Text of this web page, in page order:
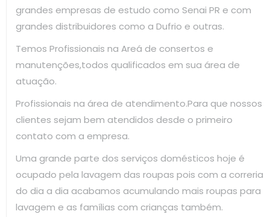
grandes empresas de estudo como Senai PR e com
grandes distribuidores como a Dufrio e outras.
Temos Profissionais na Areá de consertos e
manutenções,todos qualificados em sua área de
atuação.
Profissionais na área de atendimento.Para que nossos
clientes sejam bem atendidos desde o primeiro
contato com a empresa.
Uma grande parte dos serviços domésticos hoje é
ocupado pela lavagem das roupas pois com a correria
do dia a dia acabamos acumulando mais roupas para
lavagem e as famílias com crianças também.